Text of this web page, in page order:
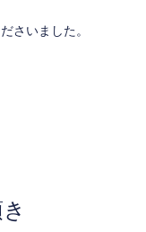
さいました。